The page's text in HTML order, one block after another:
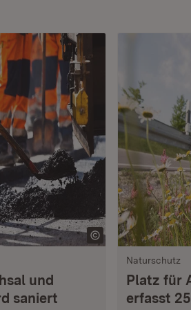
und
saniert
Naturschutz
Platz für
erfasst